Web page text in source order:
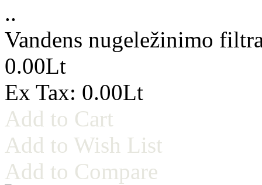
..
Vandens nugeležinimo
0.00Lt
Ex Tax: 0.00Lt
Add to Cart
Add to Wish List
Add to Compare